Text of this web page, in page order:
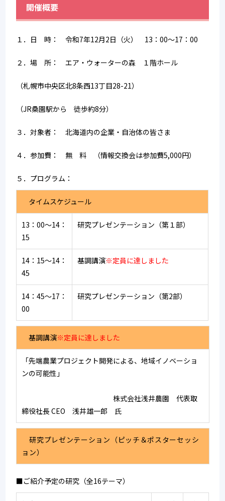
開催概要
１．日　時：　令和7年12月2日（火）　13：00～17：00
２．場　所：　エア・ウォーターの森　１階ホール
（札幌市中央区北8条西13丁目28-21）
（JR桑園駅から　徒歩約8分）
３．対象者：　北海道内の企業・自治体の皆さま
４．参加費：　無　料　（情報交換会は参加費5,000円）
５．プログラム：
タイムスケジュール
13：00～14：
15
研究プレゼンテーション（第１部）
14：15～14：
45
基調講演※定員に達しました
14：45～17：
00
研究プレゼンテーション（第2部）
基調講演※定員に達しました
「先端農業プロジェクト開発による、地域イノベーショ
ンの可能性」
株式会社浅井農園　代表取
締役社長 CEO　浅井雄一郎　氏
研究プレゼンテーション（ピッチ＆ポスターセッシ
ョン）
■ご紹介予定の研究（全16テーマ）